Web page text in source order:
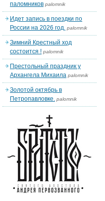
паломников palomnik
Идет запись в поездки по
России на 2026 год. palomnik
Зимний Крестный ход
состоится ! palomnik
Престольный праздник у
Архангела Михаила palomnik
Золотой октябрь в
Петропавловке. palomnik